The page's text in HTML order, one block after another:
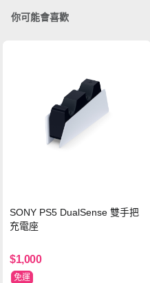
你可能會喜歡
SONY PS5 DualSense 雙手把
充電座
$1,000
免運